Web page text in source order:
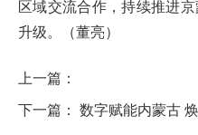
区域交流合作，持续推进
升级。（董亮）
上一篇：
下一篇： 数字赋能内蒙古